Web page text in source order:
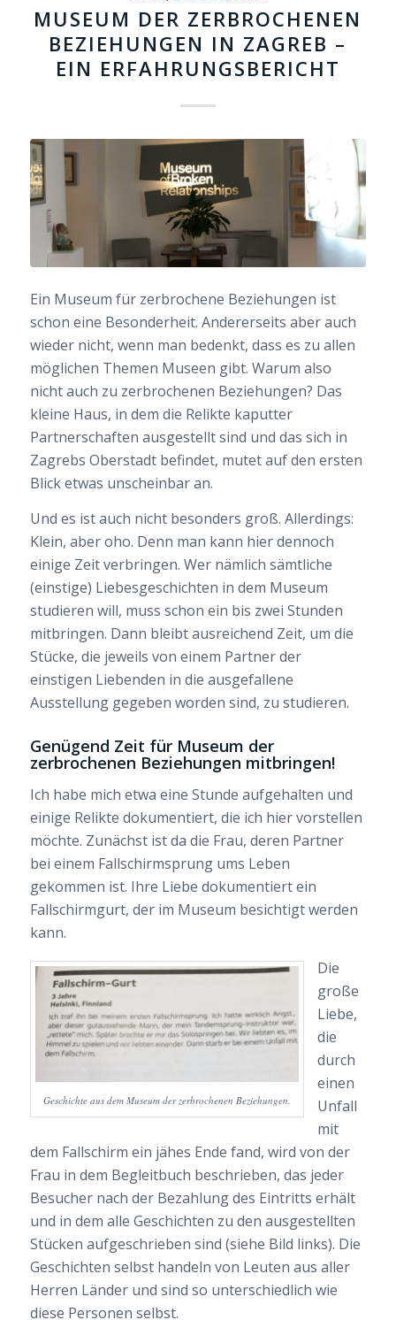
MUSEUM DER ZERBROCHENEN
BEZIEHUNGEN IN ZAGREB –
EIN ERFAHRUNGSBERICHT
Ein Museum für zerbrochene Beziehungen ist
schon eine Besonderheit. Andererseits aber auch
wieder nicht, wenn man bedenkt, dass es zu allen
möglichen Themen Museen gibt. Warum also
nicht auch zu zerbrochenen Beziehungen? Das
kleine Haus, in dem die Relikte kaputter
Partnerschaften ausgestellt sind und das sich in
Zagrebs Oberstadt befindet, mutet auf den ersten
Blick etwas unscheinbar an.
Und es ist auch nicht besonders groß. Allerdings:
Klein, aber oho. Denn man kann hier dennoch
einige Zeit verbringen. Wer nämlich sämtliche
(einstige) Liebesgeschichten in dem Museum
studieren will, muss schon ein bis zwei Stunden
mitbringen. Dann bleibt ausreichend Zeit, um die
Stücke, die jeweils von einem Partner der
einstigen Liebenden in die ausgefallene
Ausstellung gegeben worden sind, zu studieren.
Genügend Zeit für Museum der
zerbrochenen Beziehungen mitbringen!
Ich habe mich etwa eine Stunde aufgehalten und
einige Relikte dokumentiert, die ich hier vorstellen
möchte. Zunächst ist da die Frau, deren Partner
bei einem Fallschirmsprung ums Leben
gekommen ist. Ihre Liebe dokumentiert ein
Fallschirmgurt, der im Museum besichtigt werden
kann.
Geschichte aus dem Museum der zerbrochenen Beziehungen.
Die
große
Liebe,
die
durch
einen
Unfall
mit
dem Fallschirm ein jähes Ende fand, wird von der
Frau in dem Begleitbuch beschrieben, das jeder
Besucher nach der Bezahlung des Eintritts erhält
und in dem alle Geschichten zu den ausgestellten
Stücken aufgeschrieben sind (siehe Bild links). Die
Geschichten selbst handeln von Leuten aus aller
Herren Länder und sind so unterschiedlich wie
diese Personen selbst.